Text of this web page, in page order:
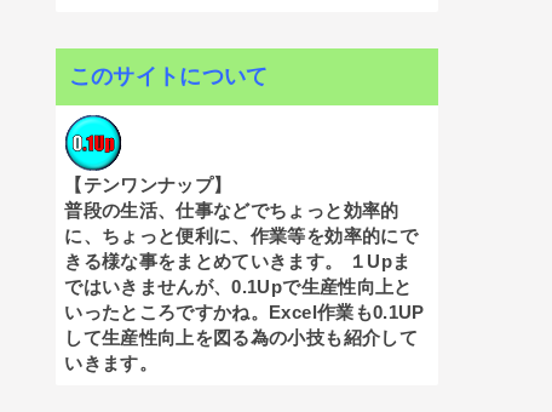
このサイトについて
【テンワンナップ】
普段の生活、仕事などでちょっと効率的
に、ちょっと便利に、作業等を効率的にで
きる様な事をまとめていきます。 １Upま
ではいきませんが、0.1Upで生産性向上と
いったところですかね。Excel作業も0.1UP
して生産性向上を図る為の小技も紹介して
いきます。